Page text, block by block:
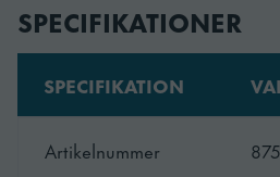
Mångsidighet
lagras.
SPECIFIKATIONER
SPECIFIKATION
Artikelnummer